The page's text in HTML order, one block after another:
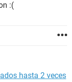
:(
hasta 2 veces